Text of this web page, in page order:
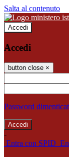
Salta al contenuto
Accedi
Accedi
button close ×
Password
-
Entra con SPID